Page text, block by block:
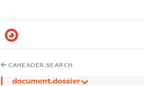
CAHEADER.SEARCH
document.dossier